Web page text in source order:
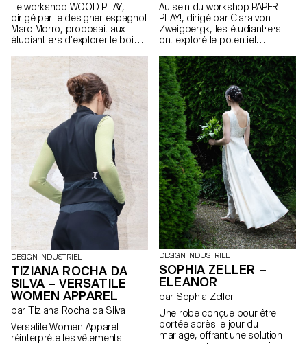
Le workshop WOOD PLAY,
dirigé par le designer espagnol
Marc Morro, proposait aux
étudiant·e·s d’explorer le bois
en tant que système de
construction ouvert et
accessible à tous les publics.
L’objectif était de stimuler la
créativité et l’expérimentation à
travers la conception de
modules ludiques et
reconfigurables, exploitant les
potentialités et les contraintes
du matériau, tout en évitant une
approche formelle trop
enfantine.
Au sein du workshop PAPER
PLAY!, dirigé par Clara von
Zweigbergk, les étudiant·e·s
ont exploré le potentiel
expressif du papier et du
carton afin de réinventer des
abat-jour destinés à des
luminaires de plafond, muraux,
sur pied, de chevet, de table ou
portables. L’accent a été mis
sur l’expérimentation et le jeu —
en testant les possibilités et les
limites du papier, de la lumière,
de la couleur et de la forme
pour développer de nouvelles
expressions lumineuses.
DESIGN INDUSTRIEL
TIZIANA ROCHA DA
SILVA – VERSATILE
WOMEN APPAREL
par Tiziana Rocha da Silva
Versatile Women Apparel
réinterprète les vêtements
DESIGN INDUSTRIEL
SOPHIA ZELLER –
ELEANOR
par Sophia Zeller
Une robe conçue pour être
portée après le jour du
mariage, offrant une solution